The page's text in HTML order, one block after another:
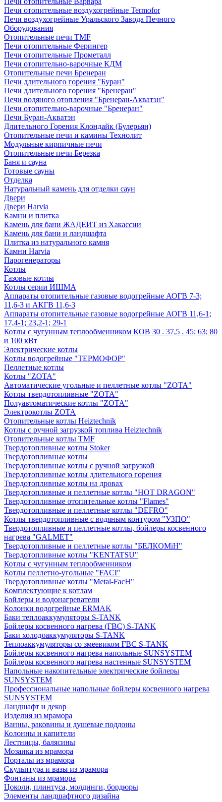
Печи отопительные воздухогрейные Termofor
Печи воздухогрейные Уральского Завода Печного
Оборудования
Отопительные печи TMF
Печи отопительные Ферингер
Печи отопительные Прометалл
Печи отопительно-варочные КДМ
Отопительные печи Бренеран
Печи длительного горения "Буран"
Печи длительного горения "Бренеран"
Печи водяного отопления "Бренеран-Акватэн"
Печи отопительно-варочные "Бренеран"
Печи Буран-Акватэн
Длительного Горения Клондайк (Булерьян)
Отопительные печи и камины Технолит
Модульные кирпичные печи
Отопительные печи Березка
Баня и сауна
Готовые сауны
Отделка
Натуральный камень для отделки саун
Двери
Двери Harvia
Камни и плитка
Камень для бани ЖАДЕИТ из Хакассии
Камень для бани и ландшафта
Плитка из натурального камня
Камни Harvia
Парогенераторы
Котлы
Газовые котлы
Котлы серии ИШМА
Аппараты отопительные газовые водогрейные АОГВ 7-3;
11,6-3 и АКГВ 11,6-3
Аппараты отопительные газовые водогрейные АОГВ 11,6-1;
17,4-1; 23,2-1; 29-1
Котлы с чугунным теплообменником КОВ 30 . 37,5 . 45; 63; 80
и 100 кВт
Электрические котлы
Котлы водогрейные "ТЕРМОФОР"
Пеллетные котлы
Котлы "ZOTA"
Автоматические угольные и пеллетные котлы "ZOTA"
Котлы твердотопливные "ZOTA"
Полуавтоматические котлы "ZOTA"
Электрокотлы ZOTA
Отопительные котлы Heiztechnik
Котлы с ручной загрузкой топлива Heiztechnik
Отопительные котлы TMF
Твердотопливные котлы Stoker
Твердотопливные котлы
Твердотопливные котлы с ручной загрузкой
Твердотопливные котлы длительного горения
Твердотопливные котлы на дровах
Твердотопливные и пеллетные котлы "HOT DRAGON"
Твердотопливные отопительные котлы "Flames"
Твердотопливные и пеллетные котлы "DEFRO"
Котлы твердотопливные с водяным контуром "УЗПО"
Твердотопливные и пеллетные котлы, бойлеры косвенного
нагрева "GALMET"
Твердотопливные и пеллетные котлы "БЕЛКОМiН"
Твердотопливные котлы "KENTATSU"
Котлы с чугунным теплообменником
Котлы пеллетно-угольные "FACI"
Твердотопливные котлы "Metal-FacH"
Комплектующие к котлам
Бойлеры и водонагреватели
Колонки водогрейные ERMAK
Баки теплоаккумуляторы S-TANK
Бойлеры косвенного нагрева (ГВС) S-TANK
Баки холодоаккумуляторы S-TANK
Теплоаккумуляторы со змеевиком ГВС S-TANK
Бойлеры косвенного нагрева напольные SUNSYSTEM
Бойлеры косвенного нагрева настенные SUNSYSTEM
Напольные накопительные электрические бойлеры
SUNSYSTEM
Профессиональные напольные бойлеры косвенного нагрева
SUNSYSTEM
Ландшафт и декор
Изделия из мрамора
Ванны, раковины и душевые поддоны
Колонны и капители
Лестницы, балясины
Мозаика из мрамора
Порталы из мрамора
Скульптура и вазы из мрамора
Фонтаны из мрамора
Цоколи, плинтуса, молдинги, бордюры
Элементы ландшафтного дизайна